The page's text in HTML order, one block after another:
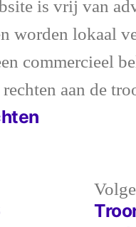
is vrij van
worden lokaal
commercieel
aan de